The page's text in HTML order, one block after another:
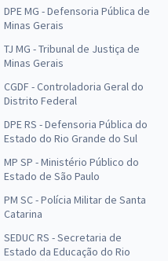
DPE MG - Defensoria Pública de
Minas Gerais
TJ MG - Tribunal de Justiça de
Minas Gerais
CGDF - Controladoria Geral do
Distrito Federal
DPE RS - Defensoria Pública do
Estado do Rio Grande do Sul
MP SP - Ministério Público do
Estado de São Paulo
PM SC - Polícia Militar de Santa
Catarina
SEDUC RS - Secretaria de
Estado da Educação do Rio